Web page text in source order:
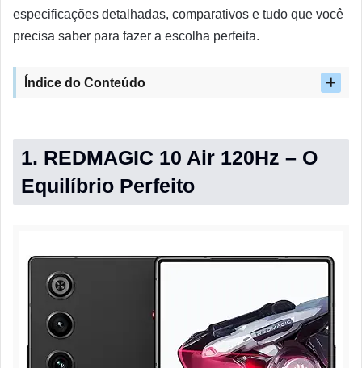
especificações detalhadas, comparativos e tudo que você
precisa saber para fazer a escolha perfeita.
Índice do Conteúdo
1. REDMAGIC 10 Air 120Hz – O
Equilíbrio Perfeito